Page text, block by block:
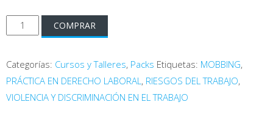
Pack
de
COMPRAR
Categorías: Cursos y Talleres, Packs Etiquetas: MOBBING,
PRÁCTICA EN DERECHO LABORAL, RIESGOS DEL TRABAJO,
VIOLENCIA Y DISCRIMINACIÓN EN EL TRABAJO